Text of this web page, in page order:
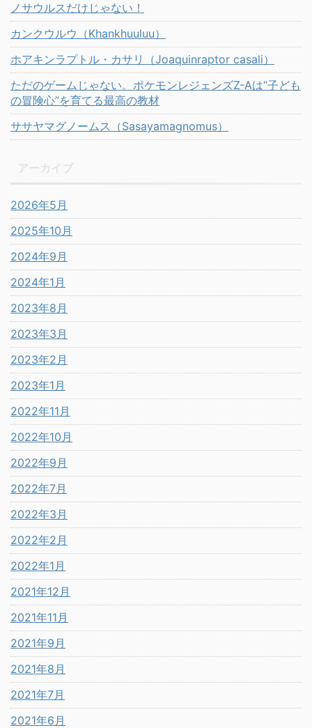
ノサウルスだけじゃない！
カンクウルウ（Khankhuuluu）
ホアキンラプトル・カサリ（Joaquinraptor casali）
ただのゲームじゃない。ポケモンレジェンズZ-Aは“子ども
の冒険心”を育てる最高の教材
ササヤマグノームス（Sasayamagnomus）
2026年5月
2025年10月
2024年9月
2024年1月
2023年8月
2023年3月
2023年2月
2023年1月
2022年11月
2022年10月
2022年9月
2022年7月
2022年3月
2022年2月
2022年1月
2021年12月
2021年11月
2021年9月
2021年8月
2021年7月
2021年6月